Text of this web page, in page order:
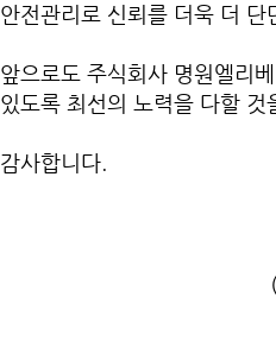
안전관리로 신뢰를 더욱 더 단
앞으로도 주식회사 명원엘리
있도록 최선의 노력을 다할 것
감사합니다.